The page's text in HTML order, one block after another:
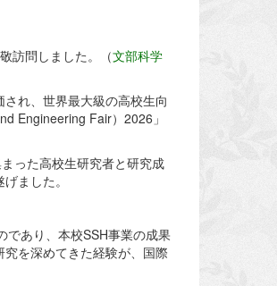
訪問しました。（文部科学
れ、世界最大級の高校生向
Engineering Fair）2026」
った高校生研究者と研究成
ました。
であり、本校SSH事業の成果
を深めてきた経験が、国際